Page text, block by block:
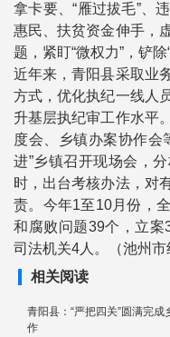
拿卡要、“雁过拔毛”、
惠民、扶贫资金伸手，
题，紧盯“微权力”，铲除
近年来，青阳县采取业
方式，优化执纪一线人
升基层执纪审工作水平
度会、乡镇办案协作会
进”乡镇召开现场会，
时，出台考核办法，对
责。今年1至10月份，
和腐败问题39个，立案
司法机关4人。（池州市
相关阅读
青阳县：“严把四关”圆满完成
作